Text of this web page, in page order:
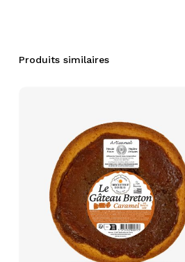
Produits similaires